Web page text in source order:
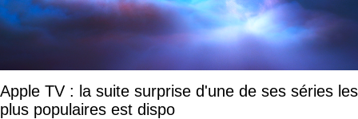
Apple TV : la suite surprise d'une de ses séries les
plus populaires est dispo